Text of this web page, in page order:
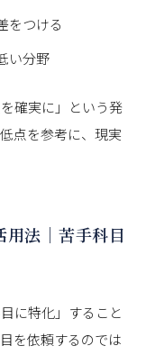
をつける
い分野
確実に」という発
点を参考に、現実
法｜苦手科目
に特化」すること
を依頼するのでは